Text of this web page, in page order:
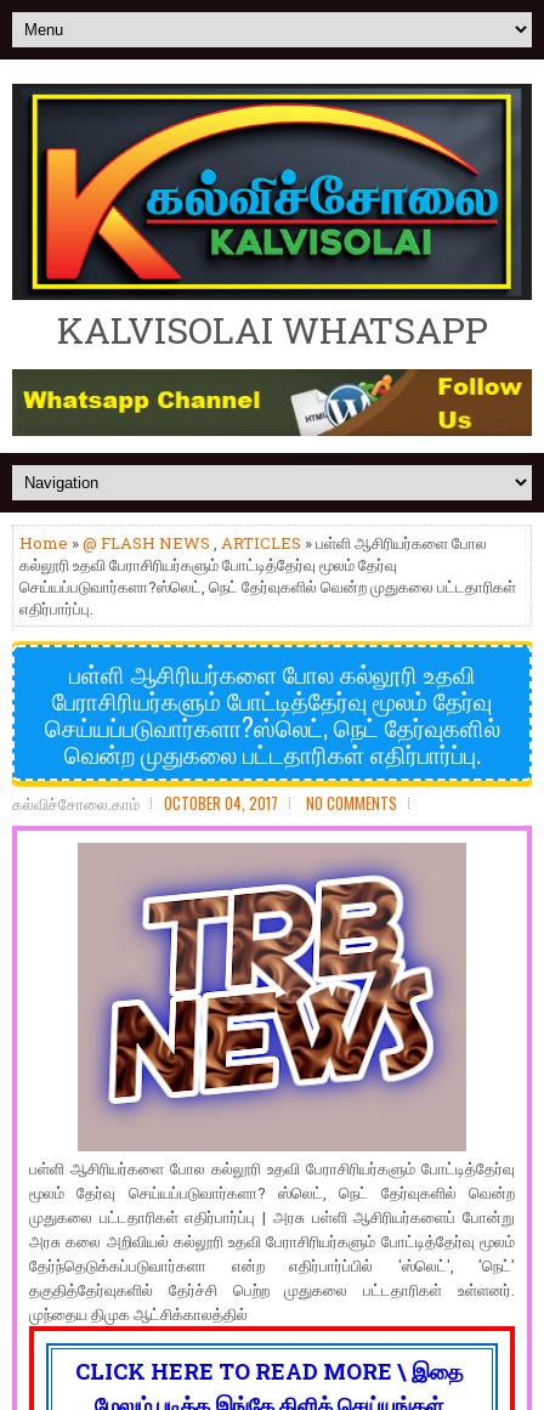
KALVISOLAI WHATSAPP
Home »@ FLASH NEWS , ARTICLES » பள்ளி ஆசிரியர்களை போல
கல்லூரி உதவி பேராசிரியர்களும் போட்டித்தேர்வு மூலம் தேர்வு
செய்யப்படுவார்களா?ஸ்லெட், நெட் தேர்வுகளில் வென்ற முதுகலை பட்டதாரிகள்
எதிர்பார்ப்பு.
பள்ளி ஆசிரியர்களை போல கல்லூரி உதவி
பேராசிரியர்களும் போட்டித்தேர்வு மூலம் தேர்வு
செய்யப்படுவார்களா?ஸ்லெட், நெட் தேர்வுகளில்
வென்ற முதுகலை பட்டதாரிகள் எதிர்பார்ப்பு.
கல்விச்சோலை.காம் OCTOBER 04, 2017 NO COMMENTS
பள்ளி ஆசிரியர்களை போல கல்லூரி உதவி பேராசிரியர்களும் போட்டித்தேர்வு
மூலம் தேர்வு செய்யப்படுவார்களா? ஸ்லெட், நெட் தேர்வுகளில் வென்ற
முதுகலை பட்டதாரிகள் எதிர்பார்ப்பு | அரசு பள்ளி ஆசிரியர்களைப் போன்று
அரசு கலை அறிவியல் கல்லூரி உதவி பேராசிரியர்களும் போட்டித்தேர்வு மூலம்
தேர்ந்தெடுக்கப்படுவார்களா என்ற எதிர்பார்ப்பில் 'ஸ்லெட்', 'நெட்'
தகுதித்தேர்வுகளில் தேர்ச்சி பெற்ற முதுகலை பட்டதாரிகள் உள்ளனர்.
முந்தைய திமுக ஆட்சிக்காலத்தில்
CLICK HERE TO READ MORE \ இதை